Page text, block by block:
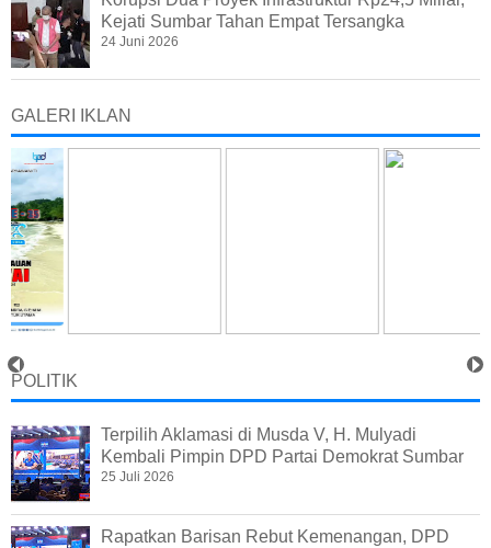
Kejati Sumbar Tahan Empat Tersangka
24 Juni 2026
GALERI IKLAN
POLITIK
Terpilih Aklamasi di Musda V, H. Mulyadi
Kembali Pimpin DPD Partai Demokrat Sumbar
25 Juli 2026
Rapatkan Barisan Rebut Kemenangan, DPD